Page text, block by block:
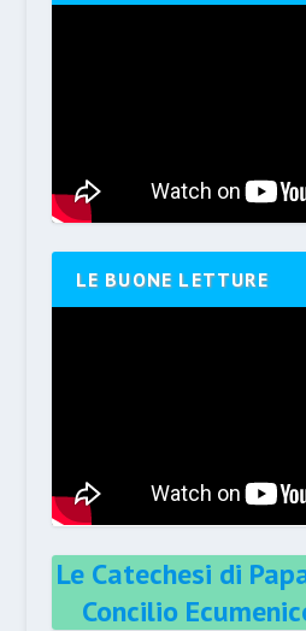
LE BUONE LETTURE
Le Catechesi di
Concilio